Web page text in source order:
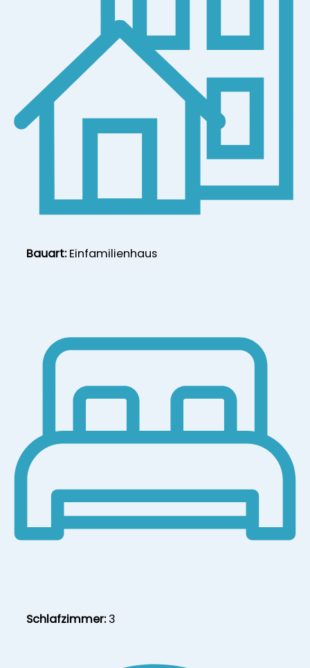
Bauart:Einfamilienhaus
Schlafzimmer:3